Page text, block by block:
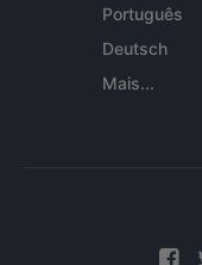
Português
Deutsch
Mais...